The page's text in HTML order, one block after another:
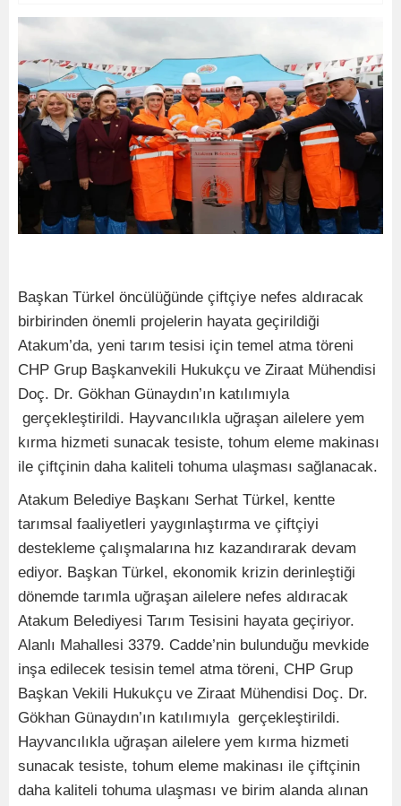
Başkan Türkel öncülüğünde çiftçiye nefes aldıracak
birbirinden önemli projelerin hayata geçirildiği
Atakum’da, yeni tarım tesisi için temel atma töreni
CHP Grup Başkanvekili Hukukçu ve Ziraat Mühendisi
Doç. Dr. Gökhan Günaydın’ın katılımıyla
gerçekleştirildi. Hayvancılıkla uğraşan ailelere yem
kırma hizmeti sunacak tesiste, tohum eleme makinası
ile çiftçinin daha kaliteli tohuma ulaşması sağlanacak.
Atakum Belediye Başkanı Serhat Türkel, kentte
tarımsal faaliyetleri yaygınlaştırma ve çiftçiyi
destekleme çalışmalarına hız kazandırarak devam
ediyor. Başkan Türkel, ekonomik krizin derinleştiği
dönemde tarımla uğraşan ailelere nefes aldıracak
Atakum Belediyesi Tarım Tesisini hayata geçiriyor.
Alanlı Mahallesi 3379. Cadde’nin bulunduğu mevkide
inşa edilecek tesisin temel atma töreni, CHP Grup
Başkan Vekili Hukukçu ve Ziraat Mühendisi Doç. Dr.
Gökhan Günaydın’ın katılımıyla gerçekleştirildi.
Hayvancılıkla uğraşan ailelere yem kırma hizmeti
sunacak tesiste, tohum eleme makinası ile çiftçinin
daha kaliteli tohuma ulaşması ve birim alanda alınan